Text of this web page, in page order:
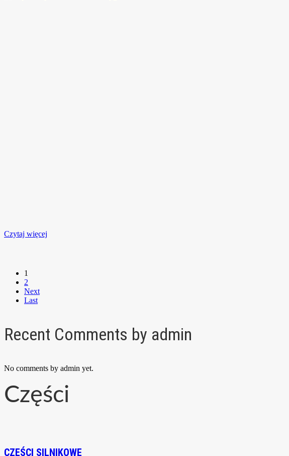
Czytaj więcej
1
2
Next
Last
Recent Comments by admin
No comments by admin yet.
Części
CZĘŚCI SILNIKOWE